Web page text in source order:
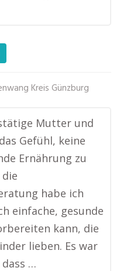
Kreis Günzburg
Mutter und
Gefühl, keine
Ernährung zu
habe ich
einfache, gesunde
kann, die
lieben. Es war
…